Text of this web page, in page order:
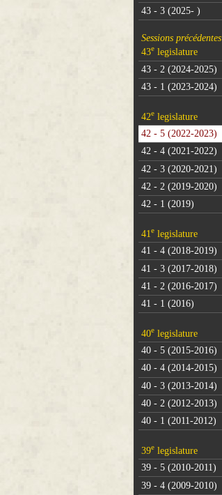
43 - 3 (2025- )
Sessions précédentes
43elegislature
43 - 2 (2024-2025)
43 - 1 (2023-2024)
42elegislature
42 - 5 (2022-2023)
42 - 4 (2021-2022)
42 - 3 (2020-2021)
42 - 2 (2019-2020)
42 - 1 (2019)
41elegislature
41 - 4 (2018-2019)
41 - 3 (2017-2018)
41 - 2 (2016-2017)
41 - 1 (2016)
40elegislature
40 - 5 (2015-2016)
40 - 4 (2014-2015)
40 - 3 (2013-2014)
40 - 2 (2012-2013)
40 - 1 (2011-2012)
39elegislature
39 - 5 (2010-2011)
39 - 4 (2009-2010)